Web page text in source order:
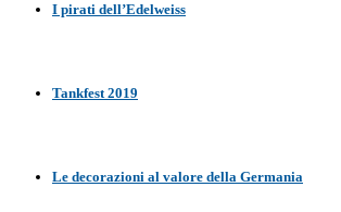
I pirati dell’Edelweiss
Tankfest 2019
Le decorazioni al valore della Germania